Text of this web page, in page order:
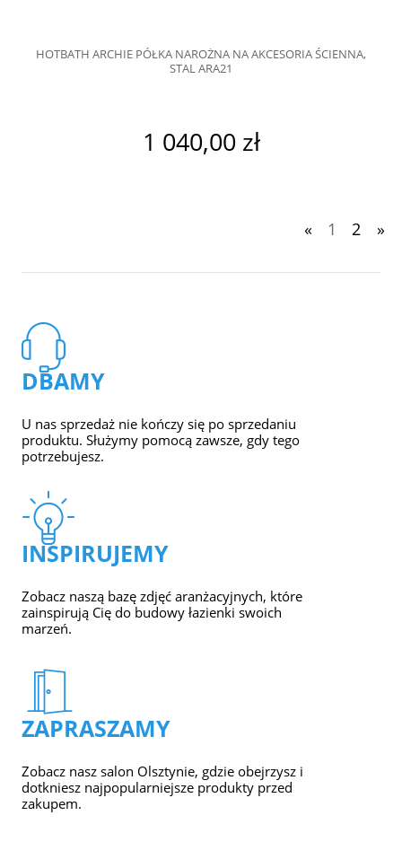
HOTBATH ARCHIE PÓŁKA NAROŻNA NA AKCESORIA ŚCIENNA,
STAL ARA21
1 040,00 zł
« 1 2 »
DBAMY
U nas sprzedaż nie kończy się po sprzedaniu
produktu. Służymy pomocą zawsze, gdy tego
potrzebujesz.
INSPIRUJEMY
Zobacz naszą bazę zdjęć aranżacyjnych, które
zainspirują Cię do budowy łazienki swoich
marzeń.
ZAPRASZAMY
Zobacz nasz salon Olsztynie, gdzie obejrzysz i
dotkniesz najpopularniejsze produkty przed
zakupem.